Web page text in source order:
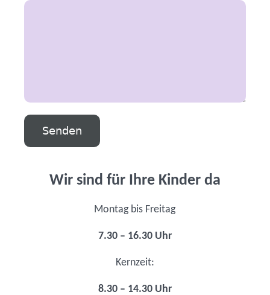
Wir sind für Ihre Kinder da
Montag bis Freitag
7.30 – 16.30 Uhr
Kernzeit:
8.30 – 14.30 Uhr